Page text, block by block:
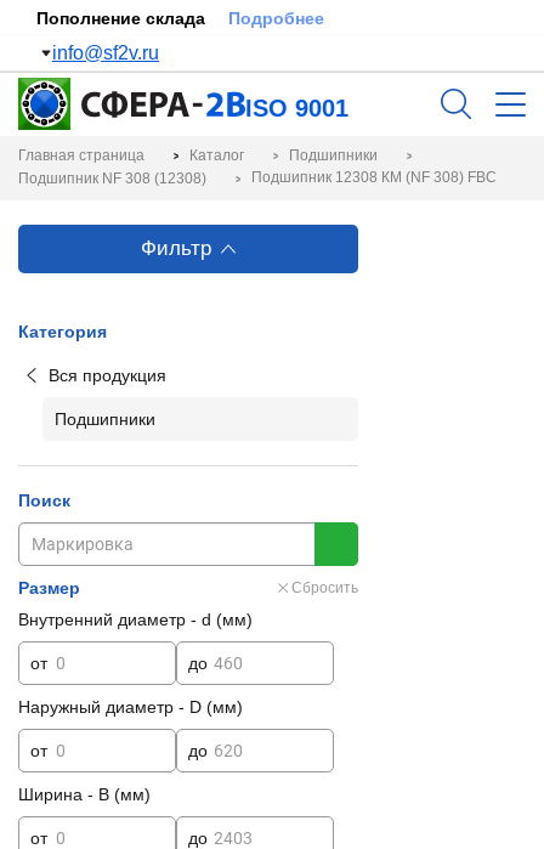
Пополнение склада Подробнее
info@sf2v.ru
ISO 9001
Главная страница Каталог
Подшипники
Подшипник NF 308 (12308)
Подшипник 12308 КМ (NF 308) FBC
Фильтр
Категория
Вся продукция
Подшипники
Поиск
Размер Сбросить
Внутренний диаметр - d (мм)
от до
Наружный диаметр - D (мм)
от до
Ширина - B (мм)
от до